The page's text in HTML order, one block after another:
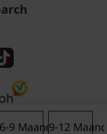
6-9 Maanden
9-12